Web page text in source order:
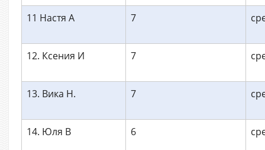
11 Настя А 7
12. Ксения И 7
13. Вика Н. 7
14. Юля В 6